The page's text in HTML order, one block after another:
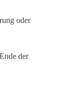
oder
der